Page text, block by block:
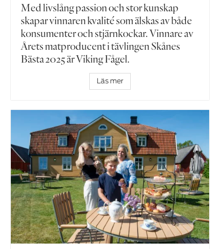
Med livslång passion och stor kunskap
skapar vinnaren kvalité som älskas av både
konsumenter och stjärnkockar. Vinnare av
Årets matproducent i tävlingen Skånes
Bästa 2025 är Viking Fågel.
Läs mer